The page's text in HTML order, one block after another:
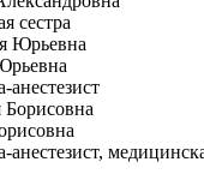
сестра
анестезист